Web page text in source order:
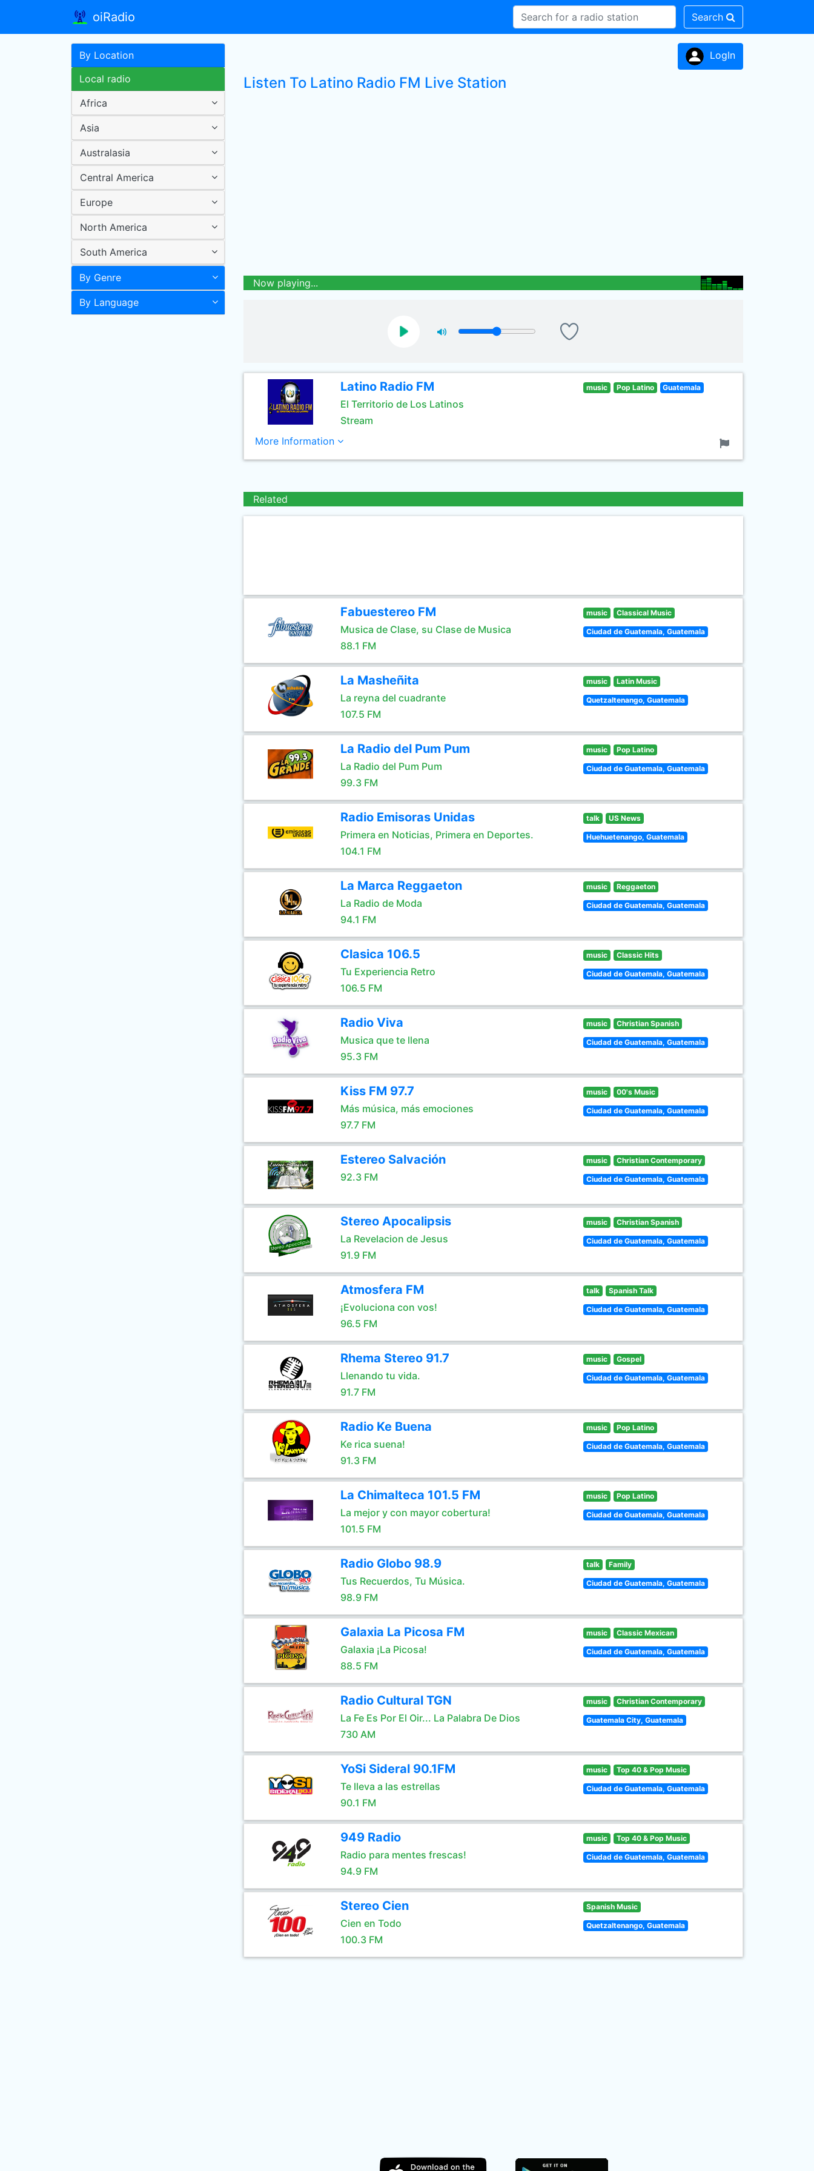
oiRadio Search
By Location
Local radio
Africa
Asia
Australasia
Central America
Europe
North America
South America
By Genre
By Language
LogIn
Listen To Latino Radio FM Live Station
Now playing...
Latino Radio FM
El Territorio de Los Latinos
Stream
music Pop Latino Guatemala
More Information
Related
Fabuestereo FM
Musica de Clase, su Clase de Musica
88.1 FM
music Classical Music
Ciudad de Guatemala, Guatemala
La Masheñita
La reyna del cuadrante
107.5 FM
music Latin Music
Quetzaltenango, Guatemala
La Radio del Pum Pum
La Radio del Pum Pum
99.3 FM
music Pop Latino
Ciudad de Guatemala, Guatemala
Radio Emisoras Unidas
Primera en Noticias, Primera en Deportes.
104.1 FM
talk US News
Huehuetenango, Guatemala
La Marca Reggaeton
La Radio de Moda
94.1 FM
music Reggaeton
Ciudad de Guatemala, Guatemala
Clasica 106.5
Tu Experiencia Retro
106.5 FM
music Classic Hits
Ciudad de Guatemala, Guatemala
Radio Viva
Musica que te llena
95.3 FM
music Christian Spanish
Ciudad de Guatemala, Guatemala
Kiss FM 97.7
Más música, más emociones
97.7 FM
music 00's Music
Ciudad de Guatemala, Guatemala
Estereo Salvación
92.3 FM
music Christian Contemporary
Ciudad de Guatemala, Guatemala
Stereo Apocalipsis
La Revelacion de Jesus
91.9 FM
music Christian Spanish
Ciudad de Guatemala, Guatemala
Atmosfera FM
¡Evoluciona con vos!
96.5 FM
talk Spanish Talk
Ciudad de Guatemala, Guatemala
Rhema Stereo 91.7
Llenando tu vida.
91.7 FM
music Gospel
Ciudad de Guatemala, Guatemala
Radio Ke Buena
Ke rica suena!
91.3 FM
music Pop Latino
Ciudad de Guatemala, Guatemala
La Chimalteca 101.5 FM
La mejor y con mayor cobertura!
101.5 FM
music Pop Latino
Ciudad de Guatemala, Guatemala
Radio Globo 98.9
Tus Recuerdos, Tu Música.
98.9 FM
talk Family
Ciudad de Guatemala, Guatemala
Galaxia La Picosa FM
Galaxia ¡La Picosa!
88.5 FM
music Classic Mexican
Ciudad de Guatemala, Guatemala
Radio Cultural TGN
La Fe Es Por El Oir... La Palabra De Dios
730 AM
music Christian Contemporary
Guatemala City, Guatemala
YoSi Sideral 90.1FM
Te lleva a las estrellas
90.1 FM
music Top 40 & Pop Music
Ciudad de Guatemala, Guatemala
949 Radio
Radio para mentes frescas!
94.9 FM
music Top 40 & Pop Music
Ciudad de Guatemala, Guatemala
Stereo Cien
Cien en Todo
100.3 FM
Spanish Music
Quetzaltenango, Guatemala